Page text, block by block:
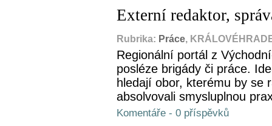
Externí redaktor,
Rubrika: Práce,
Regionální portál z
posléze brigády či práce.
hledají obor, kterému by se
absolvovali smysluplnou
Komentáře - 0 příspěvků